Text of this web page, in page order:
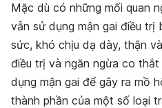
Mặc dù có những mối quan
vẫn sử dụng mận gai điều trị
sức, khó chịu dạ dày, thận
điều trị và ngăn ngừa co
dụng mận gai để gây ra mồ
thành phần của một số loại